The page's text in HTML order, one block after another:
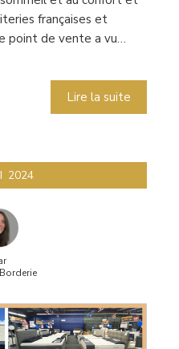
françaises et
point de vente a vu…
Lire la suite
2024